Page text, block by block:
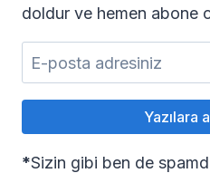
doldur ve hemen abone
*Sizin gibi ben de